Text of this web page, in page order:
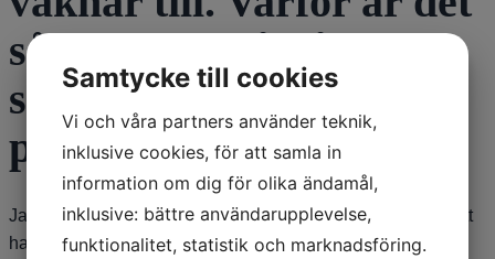
så? Har också då ofta
som om hela kroppen
pulserar.
Jag gissar att du menar på morgonen när du vaknar efter att
ha sovit. Då är det ju längesedan du tog någon
Samtycke till cookies
Vi och våra partners använder teknik,
inklusive cookies, för att samla in
information om dig för olika ändamål,
inklusive: bättre användarupplevelse,
funktionalitet, statistik och marknadsföring.